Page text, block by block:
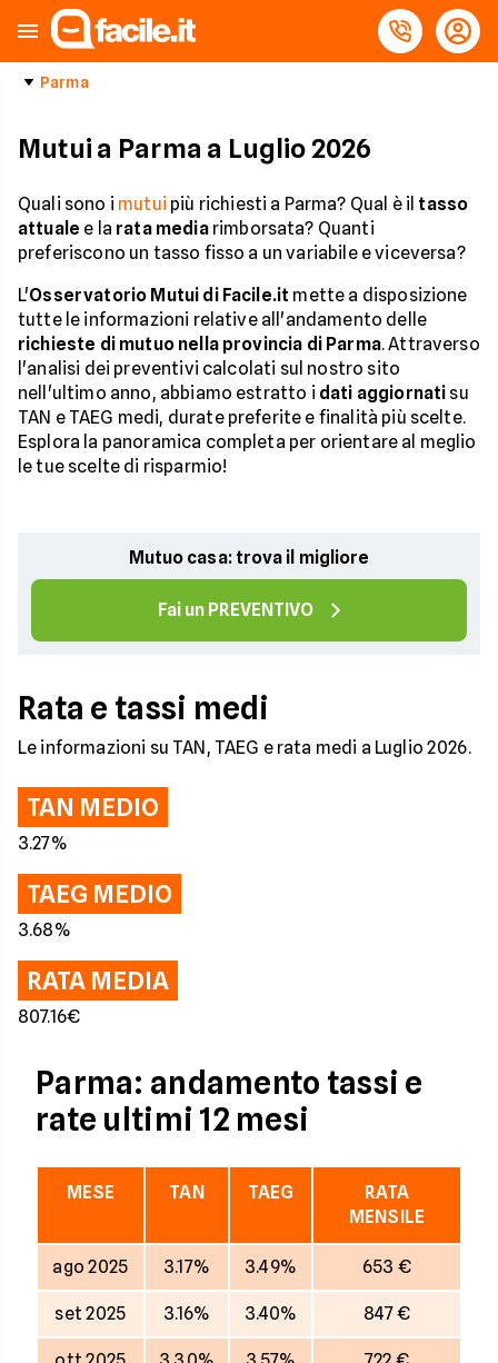
Parma
Mutui a Parma a Luglio 2026
Quali sono i mutui più richiesti a Parma? Qual è il tasso
attuale e la rata mediarimborsata? Quanti
preferiscono un tasso fisso a un variabile e viceversa?
L'Osservatorio Mutui di Facile.it mette a disposizione
tutte le informazioni relative all'andamento delle
richieste di mutuo nella provincia di Parma. Attraverso
l'analisi dei preventivi calcolati sul nostro sito
nell'ultimo anno, abbiamo estratto i dati aggiornati su
TAN e TAEG medi, durate preferite e finalità più scelte.
Esplora la panoramica completa per orientare al meglio
le tue scelte di risparmio!
Mutuo casa: trova il migliore
Fai un PREVENTIVO
Rata e tassi medi
Le informazioni su TAN, TAEG e rata medi a Luglio 2026.
TAN MEDIO
3.27%
TAEG MEDIO
3.68%
RATA MEDIA
807.16€
Parma: andamento tassi e
rate ultimi 12 mesi
MESE TAN TAEG
RATA
MENSILE
ago 2025 3.17% 3.49% 653 €
set 2025 3.16% 3.40% 847 €